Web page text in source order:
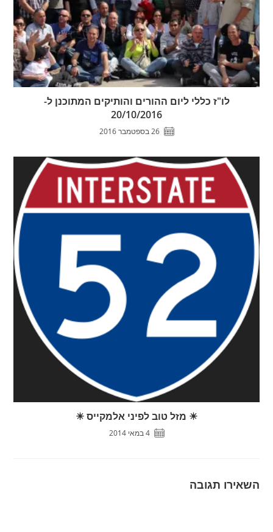
לו"ז כללי ליום ההורים והותיקים המתוכנן ל-
20/10/2016
26 בספטמבר 2016
☀ מזל טוב לפיני אלמקייס ☀
4 במאי 2014
השאירו תגובה